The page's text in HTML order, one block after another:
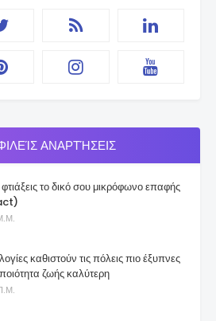
ΑΝΑΡΤΉΣΕΙΣ
το δικό σου μικρόφωνο επαφής
καθιστούν τις πόλεις πιο έξυπνες
ζωής καλύτερη